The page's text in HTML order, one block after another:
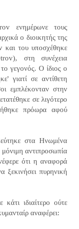
ενημέρωνε τους
ο διοικητής της
και του υποσχέθηκε
στη συνέχεια
γεγονός. Ο ίδιος ο
γιατί σε αντίθετη
εμπλέκονταν στην
σε λιγότερο
πρόωρα αφού
στα Ηνωμένα
μόνιμη αντιπροσωπία
ότι η αναφορά
ξεκινήσει πυρηνική
ιδιαίτερο ούτε
αναφέρει: